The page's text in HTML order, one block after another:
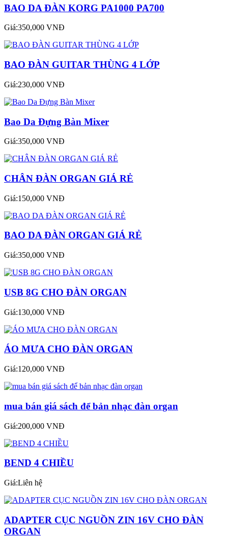
BAO DA ĐÀN KORG PA1000 PA700
Giá:350,000 VNĐ
BAO ĐÀN GUITAR THÙNG 4 LỚP
Giá:230,000 VNĐ
Bao Da Đựng Bàn Mixer
Giá:350,000 VNĐ
CHÂN ĐÀN ORGAN GIÁ RẺ
Giá:150,000 VNĐ
BAO DA ĐÀN ORGAN GIÁ RẺ
Giá:350,000 VNĐ
USB 8G CHO ĐÀN ORGAN
Giá:130,000 VNĐ
ÁO MƯA CHO ĐÀN ORGAN
Giá:120,000 VNĐ
mua bán giá sách để bản nhạc đàn organ
Giá:200,000 VNĐ
BEND 4 CHIỀU
Giá:Liên hệ
ADAPTER CỤC NGUỒN ZIN 16V CHO ĐÀN
ORGAN